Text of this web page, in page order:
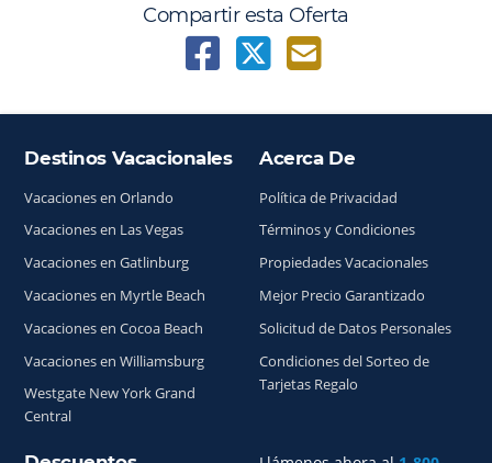
Compartir esta Oferta
Índice del sitio
Destinos Vacacionales
Vacaciones en Orlando
Vacaciones en Las Vegas
Vacaciones en Gatlinburg
Vacaciones en Myrtle Beach
Vacaciones en Cocoa Beach
Vacaciones en Williamsburg
Westgate New York Grand
Central
Acerca De
Política de Privacidad
Términos y Condiciones
Propiedades Vacacionales
Mejor Precio Garantizado
Solicitud de Datos Personales
Condiciones del Sorteo de
Tarjetas Regalo